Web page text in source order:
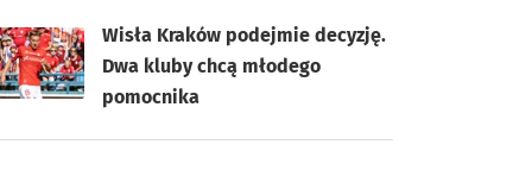
Wisła Kraków podejmie decyzję.
Dwa kluby chcą młodego
pomocnika